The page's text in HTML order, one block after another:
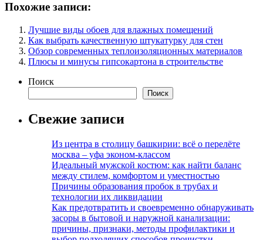
Похожие записи:
Лучшие виды обоев для влажных помещений
Как выбрать качественную штукатурку для стен
Обзор современных теплоизоляционных материалов
Плюсы и минусы гипсокартона в строительстве
Поиск
Поиск
Свежие записи
Из центра в столицу башкирии: всё о перелёте
москва – уфа эконом-классом
Идеальный мужской костюм: как найти баланс
между стилем, комфортом и уместностью
Причины образования пробок в трубах и
технологии их ликвидации
Как предотвратить и своевременно обнаруживать
засоры в бытовой и наружной канализации:
причины, признаки, методы профилактики и